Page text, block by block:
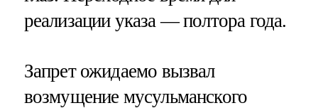
реализации указа — полтора года.
Запрет ожидаемо вызвал
возмущение мусульманского